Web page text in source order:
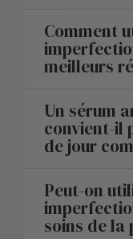
Comment
meilleurs
Un sérum
convient-il
de jour
Peut-on
soins de la